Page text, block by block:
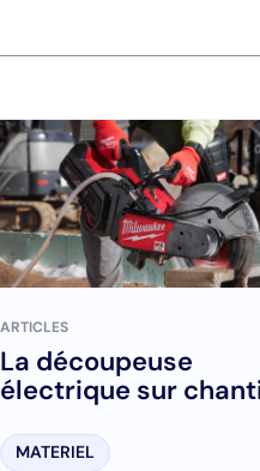
ARTICLES
La découpeuse
électrique sur
MATERIEL